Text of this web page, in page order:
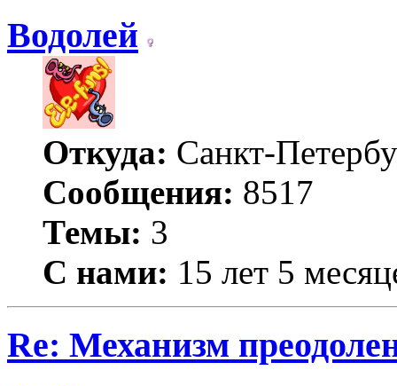
Водолей
Откуда: Санкт-
Сообщения: 8517
Темы: 3
С нами: 15 лет 5
Re: Механизм